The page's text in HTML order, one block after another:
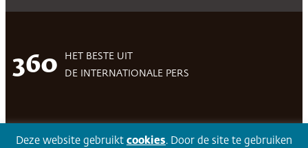
360
HET BESTE UIT
DE INTERNATIONALE PERS
Volg 360Facebook LinkedIn Twitter
Deze website gebruikt cookies. Door de site te gebruiken